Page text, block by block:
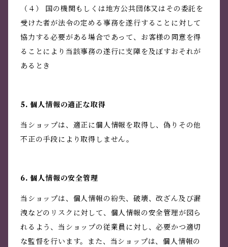
（４） 国の機関もしくは地方公共団体又はその委託を
受けた者が法令の定める事務を遂行することに対して
協力する必要がある場合であって、お客様の同意を得
ることにより当該事務の遂行に支障を及ぼすおそれが
あるとき
5. 個人情報の適正な取得
当ショップは、適正に個人情報を取得し、偽りその他
不正の手段により取得しません。
6. 個人情報の安全管理
当ショップは、個人情報の紛失、破壊、改ざん及び漏
洩などのリスクに対して、個人情報の安全管理が図ら
れるよう、当ショップの従業員に対し、必要かつ適切
な監督を行います。また、当ショップは、個人情報の